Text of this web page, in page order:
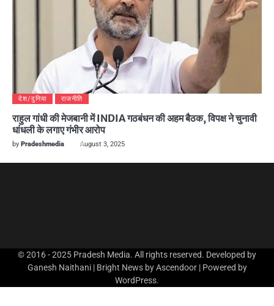
देश/दुनिया राजनीति
राहुल गांधी की मेजबानी में INDIA गठबंधन की अहम बैठक, विपक्ष ने चुनावी
धांधली के लगाए गंभीर आरोप
by Pradeshmedia August 3, 2025
© 2016 - 2025 Pradesh Media. All rights reserved. Developed by
Ganesh Naithani | Bright News byAscendoor| Powered by
WordPress.